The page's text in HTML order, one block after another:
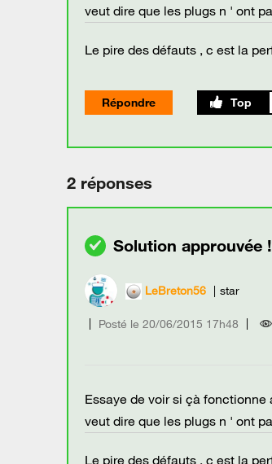
veut dire que les plugs n ' ont
Le pire des défauts , c est la
Répondre
2 réponses
LeBreton56 star
Posté le ‎20/06/2015 17h48
Essaye de voir si çà
veut dire que les plugs n ' ont
Le pire des défauts , c est la